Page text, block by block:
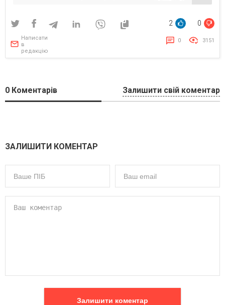
2 0
Написати
в
редакцію
0 3151
0 Коментарів Залишити свій коментар
ЗАЛИШИТИ КОМЕНТАР
Залишити коментар